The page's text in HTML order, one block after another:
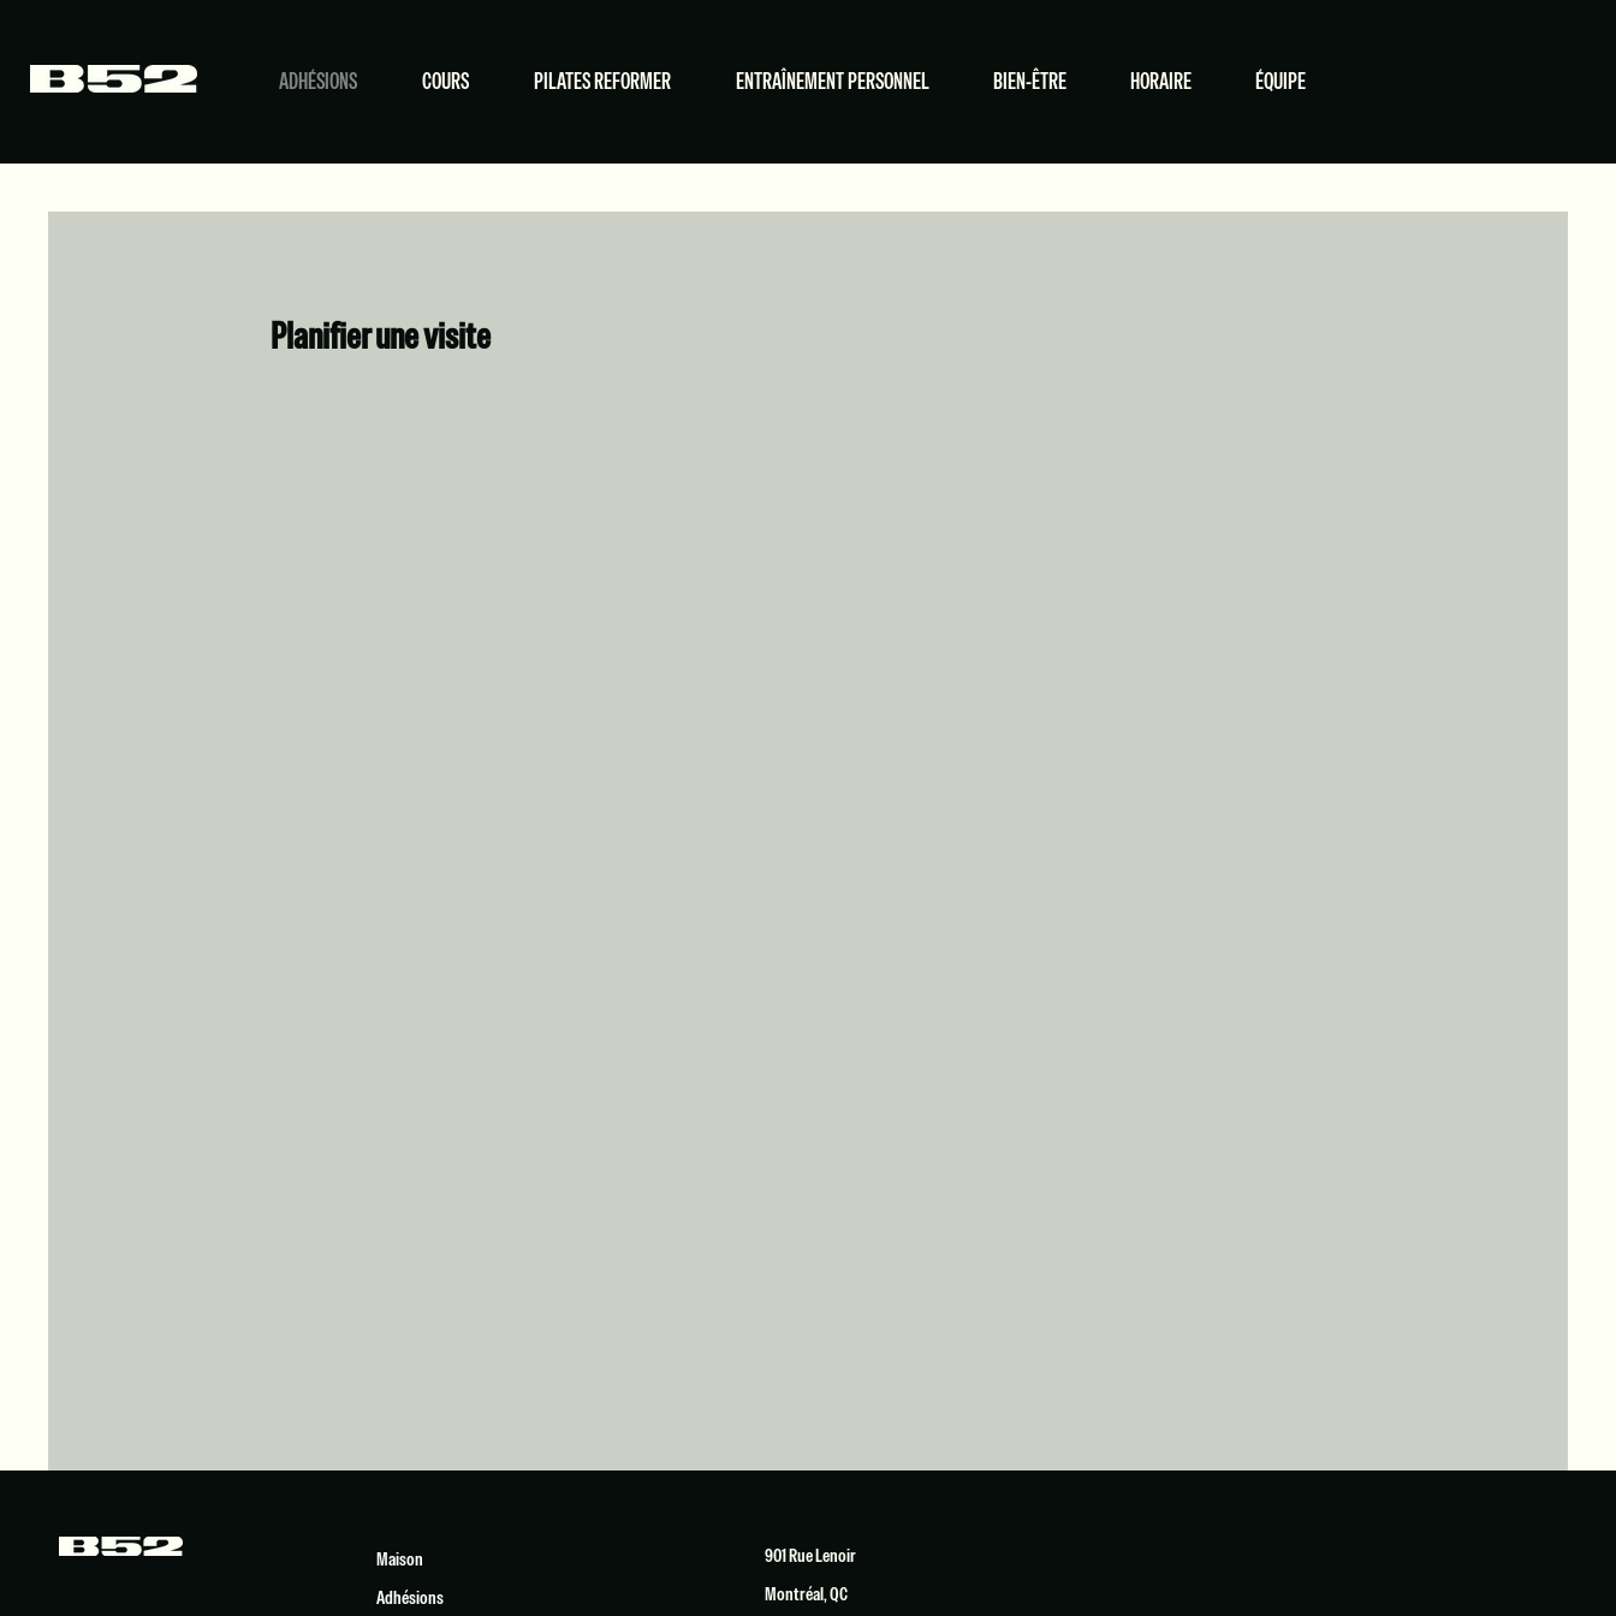
ADHÉSIONS COURS PILATES REFORMER ENTRAÎNEMENT PERSONNEL BIEN-ÊTRE HORAIRE ÉQUIPE
Planifier une visite
Maison
Adhésions
901 Rue Lenoir
Montréal, QC